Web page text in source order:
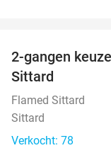
2-gangen
Sittard
Flamed Sittard
Sittard
Verkocht: 78